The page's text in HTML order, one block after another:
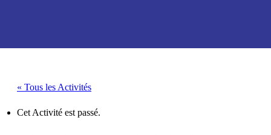
« Tous les Activités
Cet Activité est passé.